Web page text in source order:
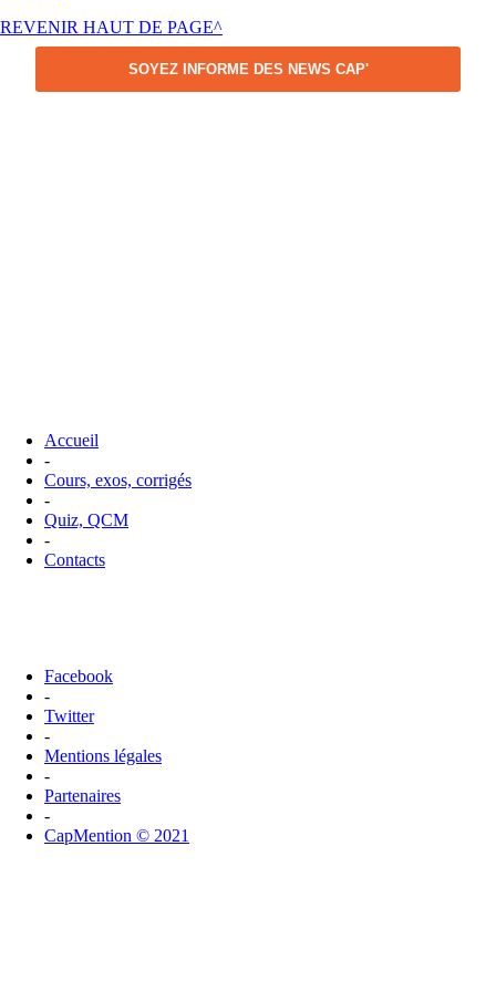
REVENIR HAUT DE PAGE^
SOYEZ INFORME DES NEWS CAP'
Accueil
-
Cours, exos, corrigés
-
Quiz, QCM
-
Contacts
Facebook
-
Twitter
-
Mentions légales
-
Partenaires
-
CapMention © 2021